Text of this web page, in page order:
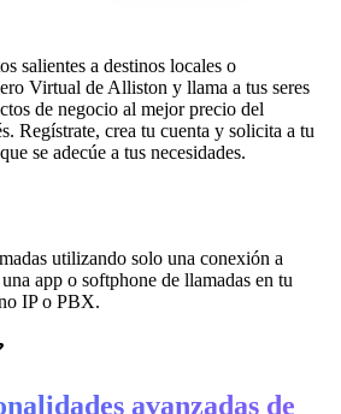
salientes a destinos locales o
Virtual de Alliston y llama a tus seres
de negocio al mejor precio del
Regístrate, crea tu cuenta y solicita a tu
se adecúe a tus necesidades.
utilizando solo una conexión a
app o softphone de llamadas en tu
IP o PBX.
avanzadas de